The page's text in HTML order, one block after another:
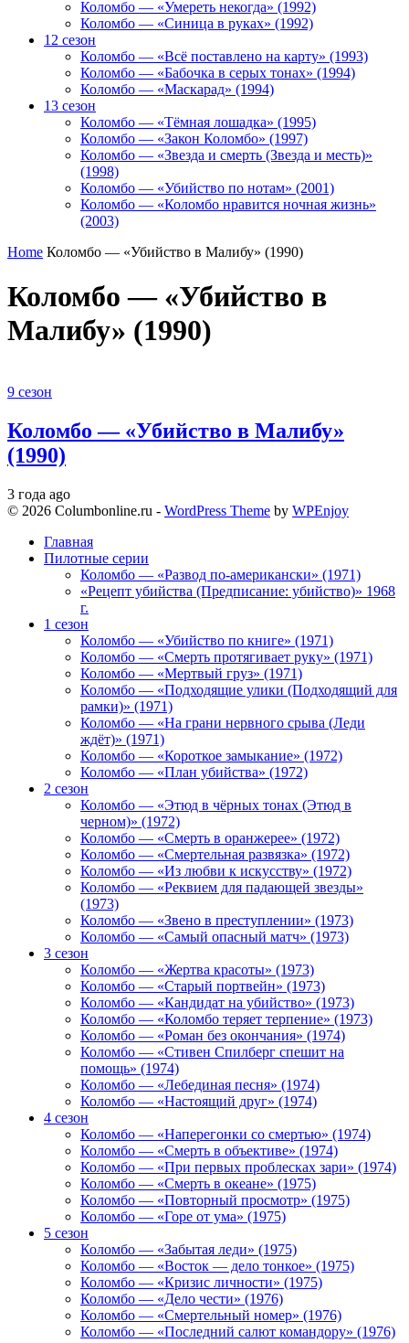
Коломбо — «Умереть некогда» (1992)
Коломбо — «Синица в руках» (1992)
12 сезон
Коломбо — «Всё поставлено на карту» (1993)
Коломбо — «Бабочка в серых тонах» (1994)
Коломбо — «Маскарад» (1994)
13 сезон
Коломбо — «Тёмная лошадка» (1995)
Коломбо — «Закон Коломбо» (1997)
Коломбо — «Звезда и смерть (Звезда и месть)»
(1998)
Коломбо — «Убийство по нотам» (2001)
Коломбо — «Коломбо нравится ночная жизнь»
(2003)
Home Коломбо — «Убийство в Малибу» (1990)
Коломбо — «Убийство в
Малибу» (1990)
9 сезон
Коломбо — «Убийство в Малибу»
(1990)
3 года ago
© 2026 Columbonline.ru - WordPress Theme by WPEnjoy
Главная
Пилотные серии
Коломбо — «Развод по-американски» (1971)
«Рецепт убийства (Предписание: убийство)» 1968
г.
1 сезон
Коломбо — «Убийство по книге» (1971)
Коломбо — «Смерть протягивает руку» (1971)
Коломбо — «Мертвый груз» (1971)
Коломбо — «Подходящие улики (Подходящий для
рамки)» (1971)
Коломбо — «На грани нервного срыва (Леди
ждёт)» (1971)
Коломбо — «Короткое замыкание» (1972)
Коломбо — «План убийства» (1972)
2 сезон
Коломбо — «Этюд в чёрных тонах (Этюд в
черном)» (1972)
Коломбо — «Смерть в оранжерее» (1972)
Коломбо — «Смертельная развязка» (1972)
Коломбо — «Из любви к искусству» (1972)
Коломбо — «Реквием для падающей звезды»
(1973)
Коломбо — «Звено в преступлении» (1973)
Коломбо — «Самый опасный матч» (1973)
3 сезон
Коломбо — «Жертва красоты» (1973)
Коломбо — «Старый портвейн» (1973)
Коломбо — «Кандидат на убийство» (1973)
Коломбо — «Коломбо теряет терпение» (1973)
Коломбо — «Роман без окончания» (1974)
Коломбо — «Стивен Спилберг спешит на
помощь» (1974)
Коломбо — «Лебединая песня» (1974)
Коломбо — «Настоящий друг» (1974)
4 сезон
Коломбо — «Наперегонки со смертью» (1974)
Коломбо — «Смерть в объективе» (1974)
Коломбо — «При первых проблесках зари» (1974)
Коломбо — «Смерть в океане» (1975)
Коломбо — «Повторный просмотр» (1975)
Коломбо — «Горе от ума» (1975)
5 сезон
Коломбо — «Забытая леди» (1975)
Коломбо — «Восток — дело тонкое» (1975)
Коломбо — «Кризис личности» (1975)
Коломбо — «Дело чести» (1976)
Коломбо — «Смертельный номер» (1976)
Коломбо — «Последний салют командору» (1976)